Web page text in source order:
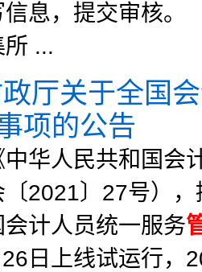
信息，提交审核
...
厅关于全国
项的公告
华人民共和国会
2021〕27号）
计人员统一服务
日上线试运行，